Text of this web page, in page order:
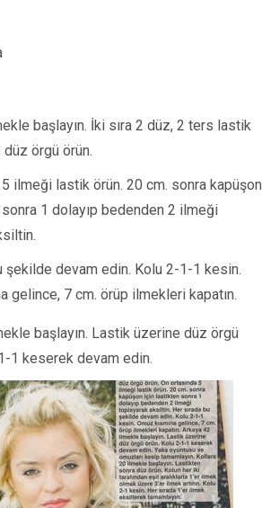
başlayın. İki sıra 2 düz, 2 ters lastik
örgü örün.
5 ilmeği lastik örün. 20 cm. sonra kapüşon
1 dolayıp bedenden 2 ilmeği
şekilde devam edin. Kolu 2-1-1 kesin.
gelince, 7 cm. örüp ilmekleri kapatın.
başlayın. Lastik üzerine düz örgü
1 keserek devam edin.